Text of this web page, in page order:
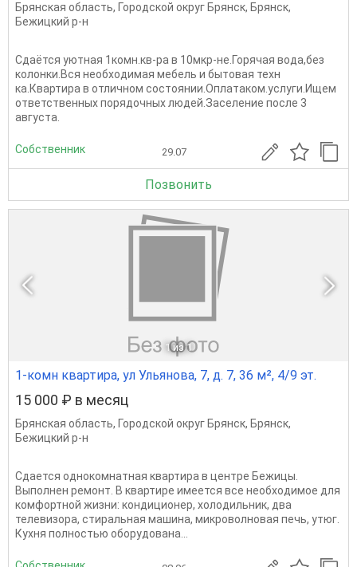
Брянская область, Городской округ Брянск, Брянск,
Бежицкий р-н
Сдаётся уютная 1комн.кв-ра в 10мкр-не.Горячая вода,без
колонки.Вся необходимая мебель и бытовая техн
ка.Квартира в отличном состоянии.Оплатаком.услуги.Ищем
ответственных порядочных людей.Заселение после 3
августа.
Собственник 29.07
Позвонить
1 из 1
1-комн квартира, ул Ульянова, 7, д. 7, 36 м², 4/9 эт.
15 000 ₽ в месяц
Брянская область, Городской округ Брянск, Брянск,
Бежицкий р-н
Сдается однокомнатная квартира в центре Бежицы.
Выполнен ремонт. В квартире имеется все необходимое для
комфортной жизни: кондиционер, холодильник, два
телевизора, стиральная машина, микроволновая печь, утюг.
Кухня полностью оборудована...